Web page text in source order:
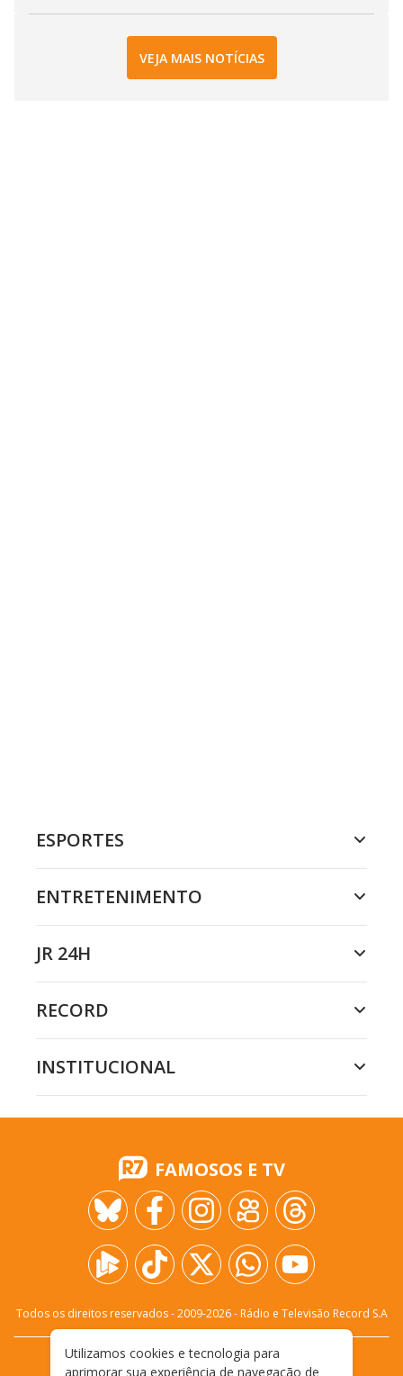
VEJA MAIS NOTÍCIAS
ESPORTES
ENTRETENIMENTO
JR 24H
RECORD
INSTITUCIONAL
FAMOSOS E TV
Todos os direitos reservados - 2009-2026- Rádio e Televisão Record S.A
FALE CONOSCO PRIVACIDADE
Utilizamos cookies e tecnologia para
aprimorar sua experiência de navegação de